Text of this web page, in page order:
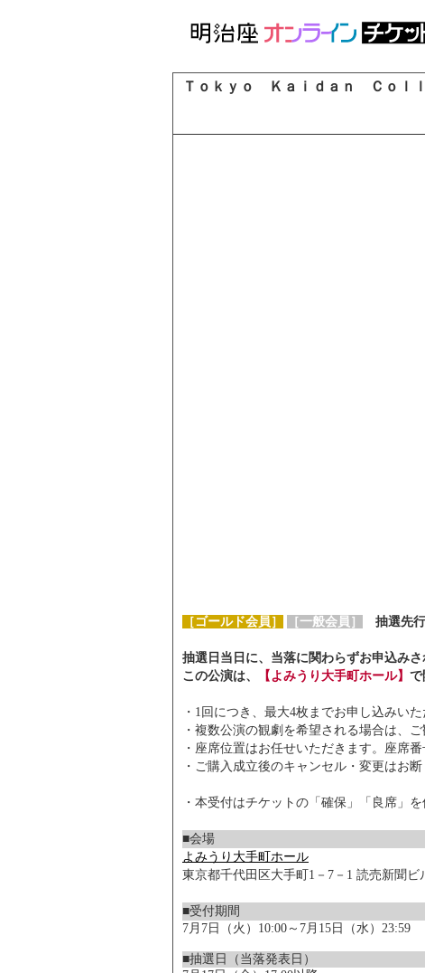
Ｔｏｋｙｏ Ｋａｉｄａｎ Ｃｏｌ
［ゴールド会員］ ［一般会員］ 抽選先行
抽選日当日に、当落に関わらずお申込み
この公演は、
【よみうり大手町ホール】 で
・1回につき、最大4枚までお申し込みいた
・複数公演の観劇を希望される場合は、
・座席位置はお任せいただきます。座席
・ご購入成立後のキャンセル・変更はお断
・本受付はチケットの「確保」「良席」
■会場
よみうり大手町ホール
東京都千代田区大手町1－7－1 読売新聞ビ
■受付期間
7月7日（火）10:00～7月15日（水）23:59
■抽選日（当落発表日）